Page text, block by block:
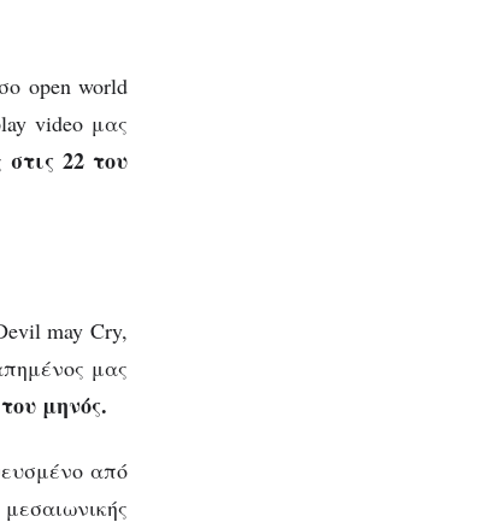
open world
video μας
στις 22 του
may Cry,
μας
μηνός.
από